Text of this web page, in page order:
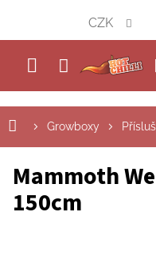
obsah
CZK
Growboxy
Mammoth
150cm